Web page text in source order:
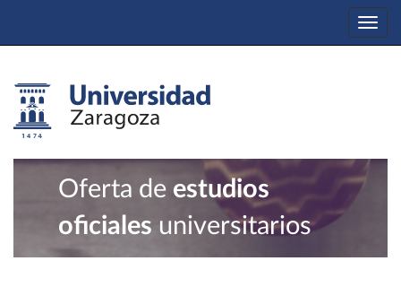
Oferta de estudios
oficiales universitarios